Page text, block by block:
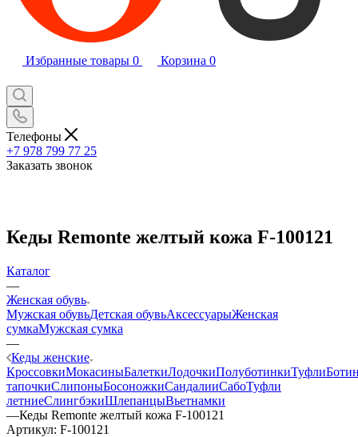
Избранные товары 0 Корзина 0
Телефоны
+7 978 799 77 25
Заказать звонок
Кеды Remonte желтый кожа F-100121
Каталог
—
Женская обувь
Мужская обувьДетская обувьАксессуарыЖенская
сумкаМужская сумка
—
Кеды женские
КроссовкиМокасиныБалеткиЛодочкиПолуботинкиТуфли
тапочкиСлипоныБосоножкиСандалииСабоТуфли
летниеСлингбэкиШлепанцыВьетнамки
—Кеды Remonte желтый кожа F-100121
Артикул: F-100121